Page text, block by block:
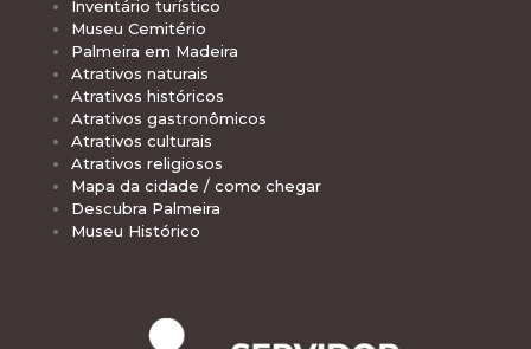
Inventário turístico
Museu Cemitério
Palmeira em Madeira
Atrativos naturais
Atrativos históricos
Atrativos gastronômicos
Atrativos culturais
Atrativos religiosos
Mapa da cidade / como chegar
Descubra Palmeira
Museu Histórico